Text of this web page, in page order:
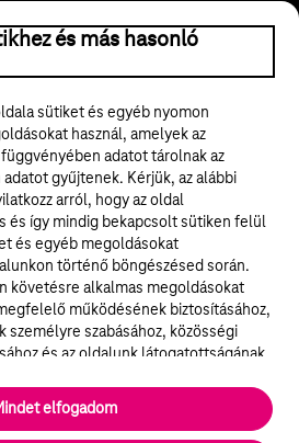
és más hasonló
sütiket és egyéb nyomon
használ, amelyek az
adatot tárolnak az
gyűjtenek. Kérjük, az alábbi
arról, hogy az oldal
és így mindig bekapcsolt sütiken felül
és egyéb megoldásokat
történő böngészésed során.
követésre alkalmas megoldásokat
működésének biztosításához,
személyre szabásához, közösségi
és az oldalunk látogatottságának
működéséhez és nem lehet
látogatása során rendszerünkből. A
elfogadom